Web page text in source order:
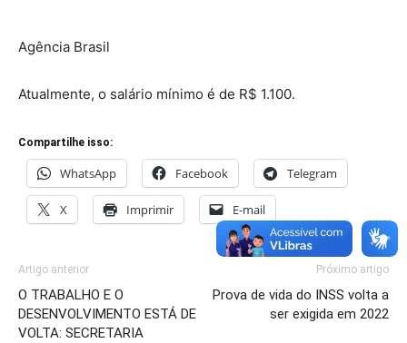
Agência Brasil
Atualmente, o salário mínimo é de R$ 1.100.
Compartilhe isso:
WhatsApp Facebook Telegram
X Imprimir E-mail
Artigo anterior
O TRABALHO E O
DESENVOLVIMENTO ESTÁ DE
VOLTA: SECRETARIA
Próximo artigo
Prova de vida do INSS volta a
ser exigida em 2022